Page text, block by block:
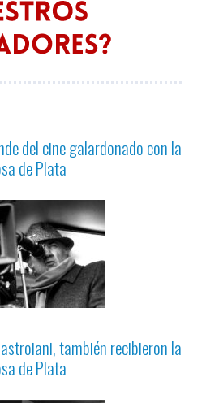
del cine galardonado con la
de Plata
también recibieron la
de Plata